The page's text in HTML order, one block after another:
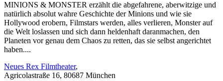
MINIONS & MONSTER erzählt die abgefahrene, aberwitzige und
natürlich absolut wahre Geschichte der Minions und wie sie
Hollywood erobern, Filmstars werden, alles verlieren, Monster auf
die Welt loslassen und sich dann heldenhaft daranmachen, den
Planeten vor genau dem Chaos zu retten, das sie selbst angerichtet
haben....
Neues Rex Filmtheater,
Agricolastraße 16, 80687 München